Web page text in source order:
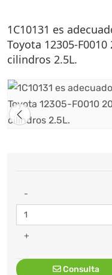
1C10131 es
Toyota 12305-
cilindros 2.5L.
-
+
Consulta